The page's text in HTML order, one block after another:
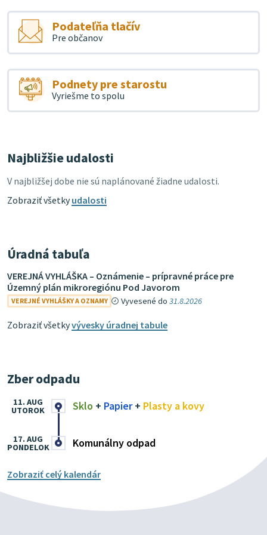
Podateľňa tlačív
Pre občanov
Podnety pre starostu
Vyriešme to spolu
Najbližšie udalosti
V najbližšej dobe nie sú naplánované žiadne udalosti.
Zobraziť všetkyudalosti
Úradná tabuľa
VEREJNÁ VYHLÁŠKA – Oznámenie – prípravné práce pre
Územný plán mikroregiónu Pod Javorom
VEREJNÉ VYHLÁŠKY A OZNAMY Vyvesené do31.8.2026
Zobraziť všetkyvývesky úradnej tabule
Zber odpadu
Sklo + Papier+ Plasty a kovy
11. AUG
UTOROK
Komunálny odpad
17. AUG
PONDELOK
Zobraziť celý kalendár